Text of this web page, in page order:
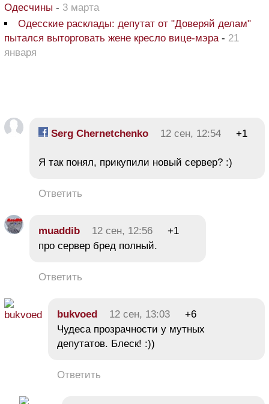
Одесчины - 3 марта
Одесские расклады: депутат от "Доверяй делам"
пытался выторговать жене кресло вице-мэра- 21
января
Serg Chernetchenko 12 сен, 12:54 +1
Я так понял, прикупили новый сервер? :)
Ответить
muaddib 12 сен, 12:56
+1
про сервер бред полный.
Ответить
bukvoed 12 сен, 13:03
+6
Чудеса прозрачности у мутных
депутатов. Блеск! :))
Ответить